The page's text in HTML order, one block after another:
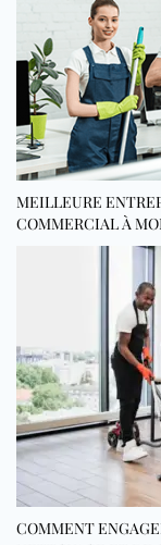
MEILLEURE
COMMERCIAL À
COMMENT